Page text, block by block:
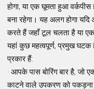
होगा, या एक घूमता हुआ
बना रहेगा। यह अलग होगा यदि
करते हैं जहाँ टूल चलता है या एक
यहां कुछ महत्वपूर्ण, प्रमुख घटक
प्रकार हैं:
· आपके पास बोरिंग बार है, जो
काटने वाले उपकरण को